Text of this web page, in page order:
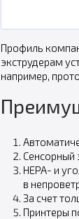
Профиль
экструдерам
например,
Сенсорный
HEPA- и
в
За счет
Принтеры